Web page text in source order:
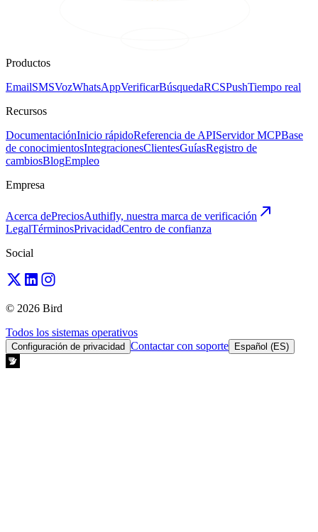
Productos
EmailSMSVozWhatsAppVerificarBúsquedaRCSPushTiempo real
Recursos
DocumentaciónInicio rápidoReferencia de APIServidor MCPBase
de conocimientosIntegracionesClientesGuíasRegistro de
cambiosBlogEmpleo
Empresa
Acerca dePreciosAuthifly, nuestra marca de verificación
LegalTérminosPrivacidadCentro de confianza
Social
© 2026 Bird
Todos los sistemas operativos
Configuración de privacidad Contactar con soporte Español (ES)